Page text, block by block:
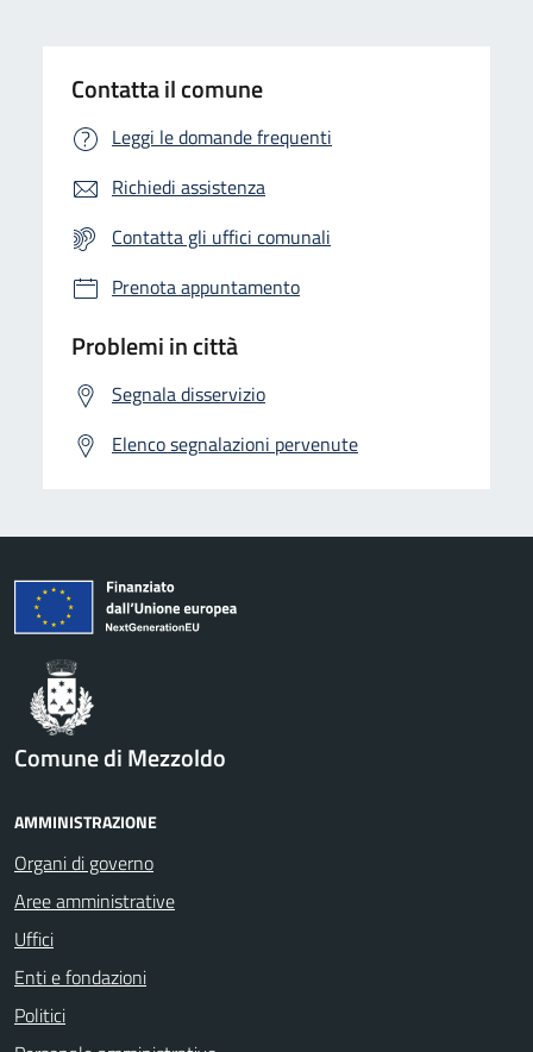
Contatta il comune
Leggi le domande frequenti
Richiedi assistenza
Contatta gli uffici comunali
Prenota appuntamento
Problemi in città
Segnala disservizio
Elenco segnalazioni pervenute
Comune di Mezzoldo
AMMINISTRAZIONE
Organi di governo
Aree amministrative
Uffici
Enti e fondazioni
Politici